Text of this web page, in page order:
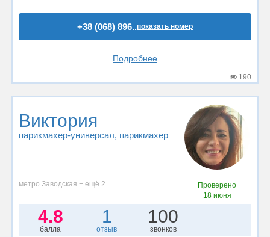
+38 (068) 896..показать номер
Подробнее
190
Виктория
парикмахер-универсал, парикмахер
метро Заводская + ещё 2
Проверено
18 июня
4.8
балла
1
отзыв
100
звонков